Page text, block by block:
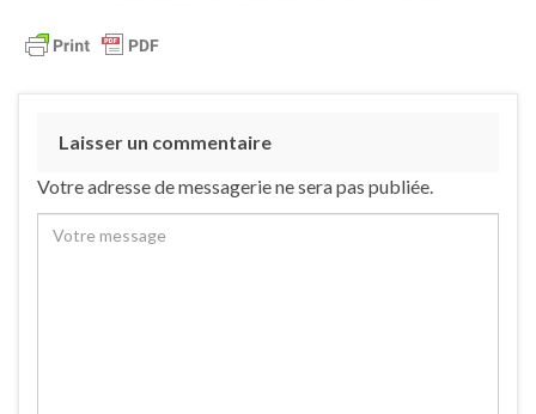
Laisser un commentaire
Votre adresse de messagerie ne sera pas publiée.